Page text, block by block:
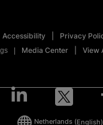
Accessibility Privacy
Media Center View
Netherlands (English)